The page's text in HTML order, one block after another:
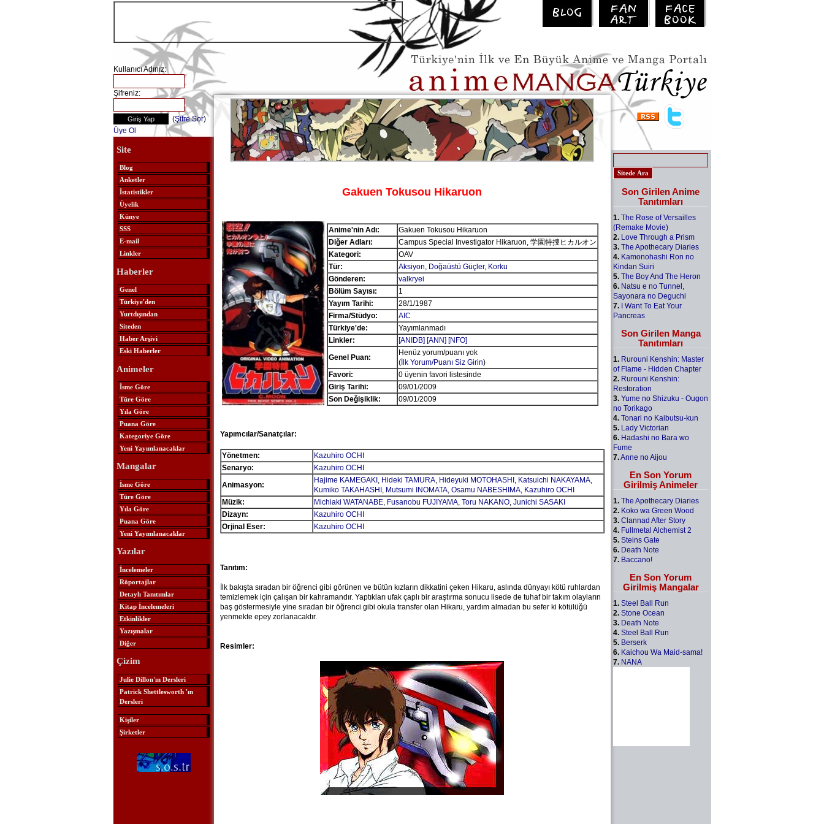
Kullanıcı Adınız:
Şifreniz:
(Şifre Sor)
Üye Ol
Site
Blog
Anketler
İstatistikler
Üyelik
Künye
SSS
E-mail
Linkler
Haberler
Genel
Türkiye'den
Yurtdışından
Siteden
Haber Arşivi
Eski Haberler
Animeler
İsme Göre
Türe Göre
Yıla Göre
Puana Göre
Kategoriye Göre
Yeni Yayımlanacaklar
Mangalar
İsme Göre
Türe Göre
Yıla Göre
Puana Göre
Yeni Yayımlanacaklar
Yazılar
İncelemeler
Röportajlar
Detaylı Tanıtımlar
Kitap İncelemeleri
Etkinlikler
Yazışmalar
Diğer
Çizim
Julie Dillon'ın Dersleri
Patrick Shettlesworth 'ın
Dersleri
Kişiler
Şirketler
Gakuen Tokusou Hikaruon
Anime'nin Adı:
Gakuen Tokusou Hikaruon
Diğer Adları:
Campus Special Investigator Hikaruon, 学園特捜ヒカルオン
Kategori:
OAV
Tür:
Aksiyon, Doğaüstü Güçler, Korku
Gönderen:
valkryei
Bölüm Sayısı:
1
Yayım Tarihi:
28/1/1987
Firma/Stüdyo:
AIC
Türkiye'de:
Yayımlanmadı
Linkler:
[ANIDB] [ANN] [NFO]
Genel Puan:
Henüz yorum/puanı yok
(İlk Yorum/Puanı Siz Girin)
Favori:
0 üyenin favori listesinde
Giriş Tarihi:
09/01/2009
Son Değişiklik:
09/01/2009
Yapımcılar/Sanatçılar:
Yönetmen:
Kazuhiro OCHI
Senaryo:
Kazuhiro OCHI
Animasyon:
Hajime KAMEGAKI , Hideki TAMURA, Hideyuki MOTOHASHI , Katsuichi NAKAYAMA,
Kumiko TAKAHASHI , Mutsumi INOMATA, Osamu NABESHIMA, Kazuhiro OCHI
Müzik:
Michiaki WATANABE, Fusanobu FUJIYAMA, Toru NAKANO, Junichi SASAKI
Dizayn:
Kazuhiro OCHI
Orjinal Eser:
Kazuhiro OCHI
Tanıtım:
İlk bakışta sıradan bir öğrenci gibi görünen ve bütün kızların dikkatini çeken Hikaru, aslında dünyayı kötü ruhlardan
temizlemek için çalışan bir kahramandır. Yaptıkları ufak çaplı bir araştırma sonucu lisede de tuhaf bir takım olayların
baş göstermesiyle yine sıradan bir öğrenci gibi okula transfer olan Hikaru, yardım almadan bu sefer ki kötülüğü
yenmekte epey zorlanacaktır.
Resimler:
Son Girilen Anime
Tanıtımları
1. The Rose of Versailles
(Remake Movie)
2. Love Through a Prism
3. The Apothecary Diaries
4. Kamonohashi Ron no
Kindan Suiri
5. The Boy And The Heron
6. Natsu e no Tunnel,
Sayonara no Deguchi
7. I Want To Eat Your
Pancreas
Son Girilen Manga
Tanıtımları
1. Rurouni Kenshin: Master
of Flame - Hidden Chapter
2. Rurouni Kenshin:
Restoration
3. Yume no Shizuku - Ougon
no Torikago
4. Tonari no Kaibutsu-kun
5. Lady Victorian
6. Hadashi no Bara wo
Fume
7.Anne no Aijou
En Son Yorum
Girilmiş Animeler
1. The Apothecary Diaries
2. Koko wa Green Wood
3. Clannad After Story
4. Fullmetal Alchemist 2
5. Steins Gate
6. Death Note
7. Baccano!
En Son Yorum
Girilmiş Mangalar
1. Steel Ball Run
2. Stone Ocean
3. Death Note
4. Steel Ball Run
5. Berserk
6. Kaichou Wa Maid-sama!
7. NANA